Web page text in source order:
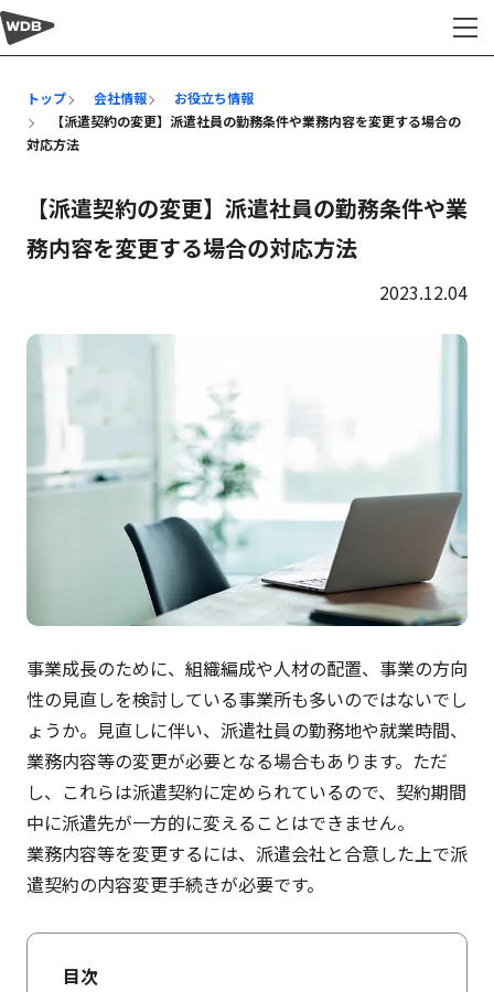
会社情報
トップ 会社情報
お役立ち情報
【派遣契約の変更】派遣社員の勤務条件や業務内容を変更する場合の
対応方法
【派遣契約の変更】派遣社員の勤務条件や業
務内容を変更する場合の対応方法
2023.12.04
事業成長のために、組織編成や人材の配置、事業の方向
性の見直しを検討している事業所も多いのではないでし
ょうか。見直しに伴い、派遣社員の勤務地や就業時間、
業務内容等の変更が必要となる場合もあります。ただ
し、これらは派遣契約に定められているので、契約期間
中に派遣先が一方的に変えることはできません。
業務内容等を変更するには、派遣会社と合意した上で派
遣契約の内容変更手続きが必要です。
目次